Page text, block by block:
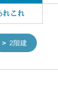
れこれ
2階建